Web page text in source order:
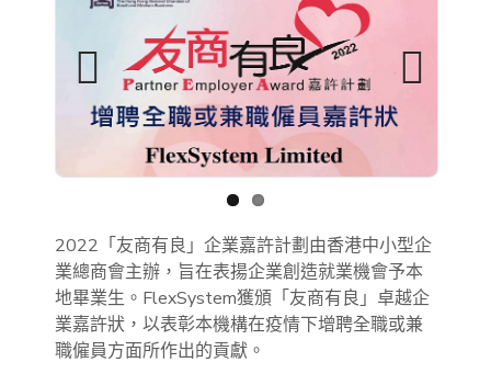
Previous Next
2022「友商有良」企業嘉許計劃由香港中小型企
業總商會主辦，旨在表揚企業創造就業機會予本
地畢業生。FlexSystem獲頒「友商有良」卓越企
業嘉許狀，以表彰本機構在疫情下增聘全職或兼
職僱員方面所作出的貢獻。